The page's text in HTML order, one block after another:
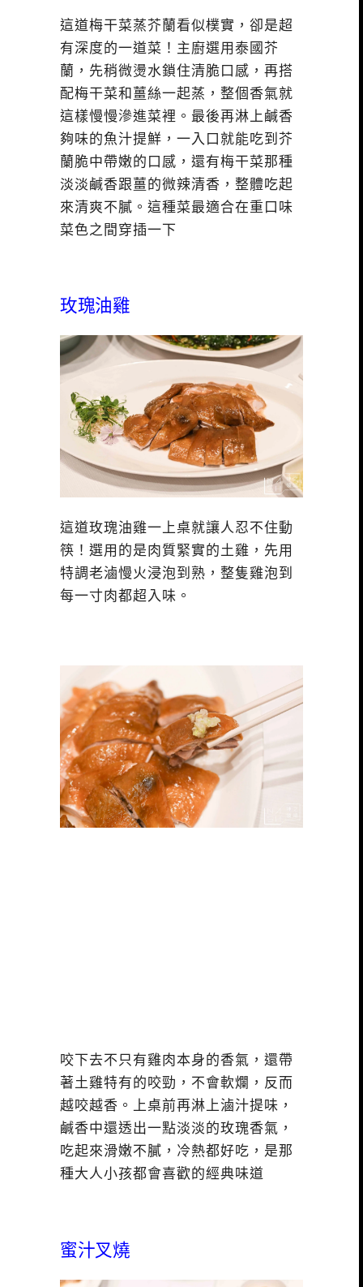
這道梅干菜蒸芥蘭看似樸實，卻是超
有深度的一道菜！主廚選用泰國芥
蘭，先稍微燙水鎖住清脆口感，再搭
配梅干菜和薑絲一起蒸，整個香氣就
這樣慢慢滲進菜裡。最後再淋上鹹香
夠味的魚汁提鮮，一入口就能吃到芥
蘭脆中帶嫩的口感，還有梅干菜那種
淡淡鹹香跟薑的微辣清香，整體吃起
來清爽不膩。這種菜最適合在重口味
菜色之間穿插一下
玫瑰油雞
這道玫瑰油雞一上桌就讓人忍不住動
筷！選用的是肉質緊實的土雞，先用
特調老滷慢火浸泡到熟，整隻雞泡到
每一寸肉都超入味。
咬下去不只有雞肉本身的香氣，還帶
著土雞特有的咬勁，不會軟爛，反而
越咬越香。上桌前再淋上滷汁提味，
鹹香中還透出一點淡淡的玫瑰香氣，
吃起來滑嫩不膩，冷熱都好吃，是那
種大人小孩都會喜歡的經典味道
蜜汁叉燒